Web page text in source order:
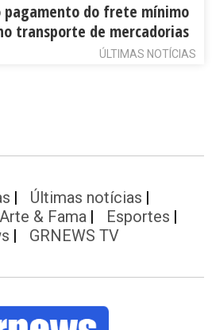
do frete mínimo
transporte de mercadorias
ÚLTIMAS NOTÍCIAS
Últimas notícias
Arte & Fama
Esportes
GRNEWS TV